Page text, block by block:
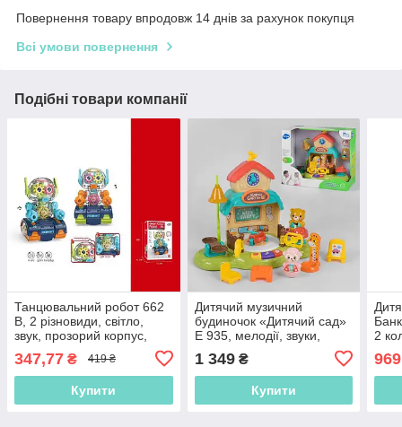
Повернення товару впродовж 14 днів за рахунок покупця
Всі умови повернення
Подібні товари компанії
Танцювальний робот 662
B, 2 різновиди, світло,
звук, прозорий корпус,
347,77 ₴ 419 ₴
Купити
Дитячий музичний
будиночок «Дитячий сад»
Е 935, мелодії, звуки,
1 349₴
Купити
2